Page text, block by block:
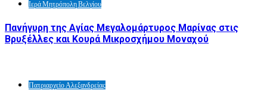
Ιερά Μητρόπολη Βελγίου
Πανήγυρη της Αγίας Μεγαλομάρτυρος Μαρίνας στις
Βρυξέλλες και Κουρά Μικροσχήμου Μοναχού
Πατριαρχείο Αλεξανδρείας